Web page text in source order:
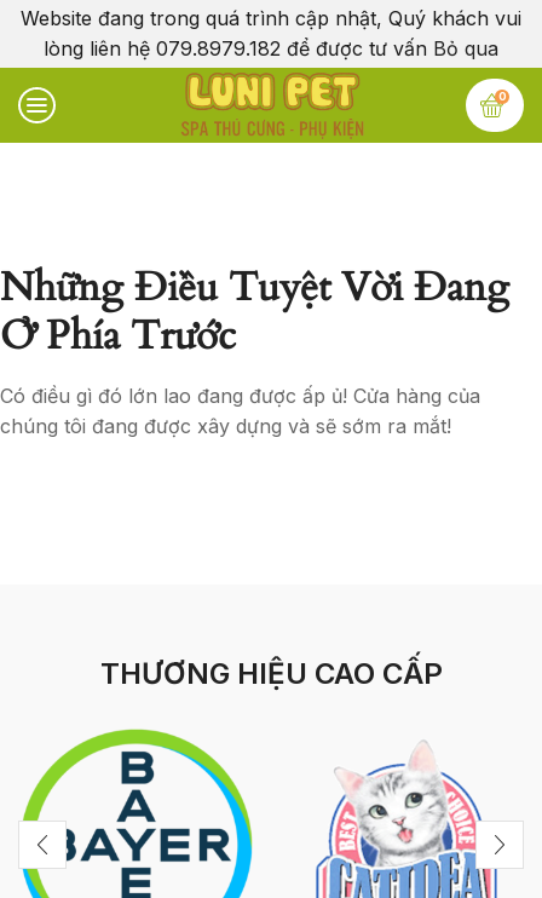
Website đang trong quá trình cập nhật, Quý khách vui
lòng liên hệ 079.8979.182 để được tư vấn Bỏ qua
0
Những Điều Tuyệt Vời Đang
Ở Phía Trước
Có điều gì đó lớn lao đang được ấp ủ! Cửa hàng của
chúng tôi đang được xây dựng và sẽ sớm ra mắt!
THƯƠNG HIỆU CAO CẤP